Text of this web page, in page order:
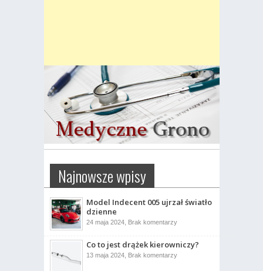
Najnowsze wpisy
Model Indecent 005 ujrzał światło
dzienne
24 maja 2024, Brak komentarzydo
005
ujrzał
światło
Co to jest drążek kierowniczy?
13 maja 2024, Brak komentarzydo